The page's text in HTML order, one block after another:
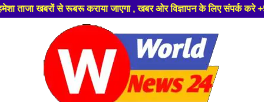
जाएगा , खबर ओर विज्ञापन के लिए संपर्क करे +91 9839649848